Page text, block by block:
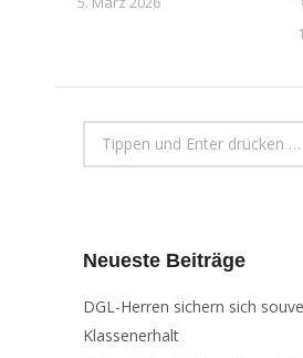
Search:
Neueste Beiträge
DGL-Herren sichern sich
Klassenerhalt